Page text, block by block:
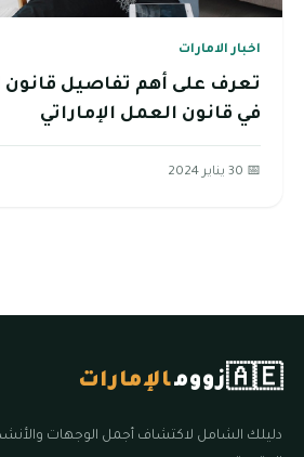
اخبار الامارات
تعرف على أهم تفاصيل قانون
في قانون العمل الإماراتي
📅 30 يناير 2024
🇦🇪زوومالإمارات
دليلك الشامل لاكتشاف أجمل الوجهات